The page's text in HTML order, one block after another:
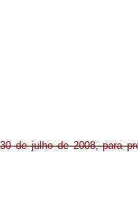
de julho de 2008, para